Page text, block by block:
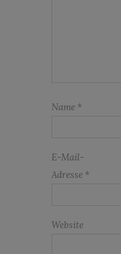
Name *
E-Mail-
Adresse *
Website